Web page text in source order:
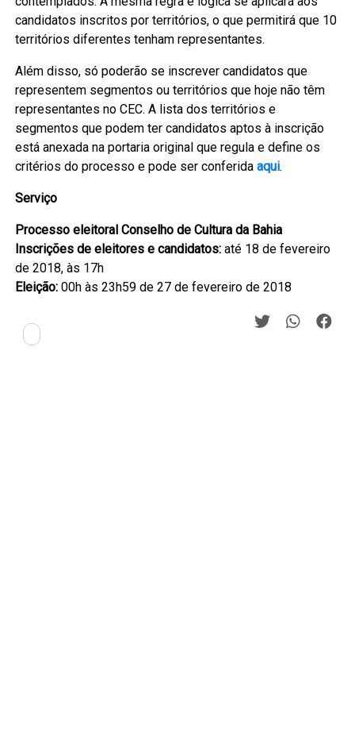
candidatos inscritos por territórios, o que permitirá que 10
territórios diferentes tenham representantes.
Além disso, só poderão se inscrever candidatos que
representem segmentos ou territórios que hoje não têm
representantes no CEC. A lista dos territórios e
segmentos que podem ter candidatos aptos à inscrição
está anexada na portaria original que regula e define os
critérios do processo e pode ser conferidaaqui.
Serviço
Processo eleitoral Conselho de Cultura da Bahia
Inscrições de eleitores e candidatos: até 18 de fevereiro
de 2018, às 17h
Eleição:00h às 23h59 de 27 de fevereiro de 2018